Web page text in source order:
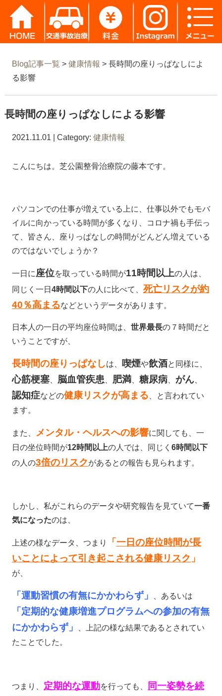
Blog記事一覧 > 健康情報 > 長時間の座りっぱなしによ
る影響
長時間の座りっぱなしによる影響
2021.11.01 | Category: 健康情報
こんにちは。芝公園整骨治療院の藤本です。
パソコンでの仕事が増えている上に、仕事以外でもモバ
イルに向かっている時間が多くなり、コロナ禍も手伝っ
て、皆さん、座りっぱなしの時間がどんどん増えている
のではないでしょうか？
一日に 座位を取っている時間が11時間以上の人は、
同じく一日 4時間以下の人に比べて、 死亡リスクが約
40％高まるなどというデータがあります。
日本人の一日の平均座位時間は、 世界最長の７時間だと
いうことですが、
長時間の座りっぱなしは、 喫煙や飲酒と同様に、
心筋梗塞、 脳血管疾患 肥満、 糖尿病、 がん、
認知症などの健康リスクが高まる 、と言われてい
ます。
また、 メンタル・ヘルスへの影響に関しても、一
日の坐位時間が12時間以上の人では、同じく 6時間以下
の人の3倍のリスクがあるとの報告も見られます。
しかし、私がこれらのデータや研究報告を見ていて一番
気になったのは、
上述の様なデータ、つまり 「 一日の座位時間が長
いことによって引き起こされる健康リスク 」
が、
「運動習慣の有無にかかわらず」 、あるいは
「定期的な健康増進プログラムへの参加の有無
にかかわらず」
、上記の様な結果であるとされてい
たことでした。
つまり、 定期的な運動を行っても、
同一姿勢を続